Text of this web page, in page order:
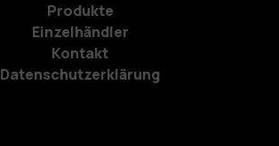
Produkte
Einzelhändler
Kontakt
Datenschutzerklärung